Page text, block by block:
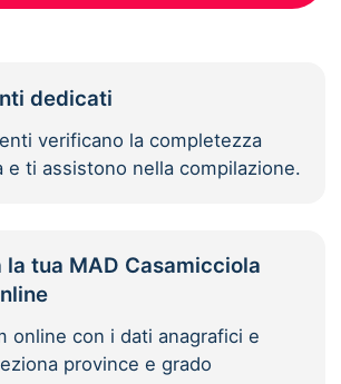
dedicati
verificano la completezza
e ti assistono nella compilazione.
la tua MAD Casamicciola
online con i dati anagrafici e
province e grado